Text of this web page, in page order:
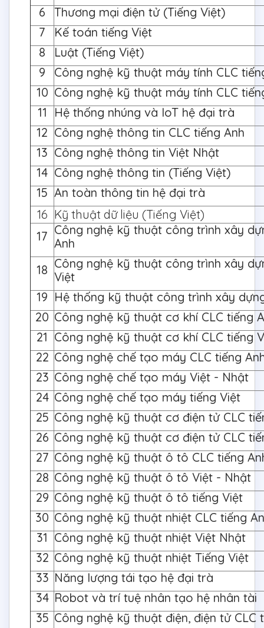
6
Thương mại điện tử (Tiếng Việt)
7
Kế toán tiếng Việt
8
Luật (Tiếng Việt)
9
Công nghệ kỹ thuật máy tính CLC
10 Công nghệ kỹ thuật máy tính CLC
11
Hệ thống nhúng và IoT hệ đại trà
12 Công nghệ thông tin CLC tiếng Anh
13 Công nghệ thông tin Việt Nhật
14 Công nghệ thông tin (Tiếng Việt)
15 An toàn thông tin hệ đại trà
16 Kỹ thuật dữ liệu (Tiếng Việt)
17 Công nghệ kỹ thuật công trình xây
Anh
18 Công nghệ kỹ thuật công trình xây
Việt
19 Hệ thống kỹ thuật công trình xây
20 Công nghệ kỹ thuật cơ khí CLC tiếng
21 Công nghệ kỹ thuật cơ khí CLC tiếng
22 Công nghệ chế tạo máy CLC tiếng
23 Công nghệ chế tạo máy Việt - Nhật
24 Công nghệ chế tạo máy tiếng Việt
25 Công nghệ kỹ thuật cơ điện tử CLC
26 Công nghệ kỹ thuật cơ điện tử CLC
27 Công nghệ kỹ thuật ô tô CLC tiếng
28 Công nghệ kỹ thuật ô tô Việt - Nhật
29 Công nghệ kỹ thuật ô tô tiếng Việt
30 Công nghệ kỹ thuật nhiệt CLC tiếng
31 Công nghệ kỹ thuật nhiệt Việt Nhật
32 Công nghệ kỹ thuật nhiệt Tiếng Việt
33 Năng lượng tái tạo hệ đại trà
34 Robot và trí tuệ nhân tạo hệ nhân tài
35 Công nghệ kỹ thuật điện, điện tử CLC